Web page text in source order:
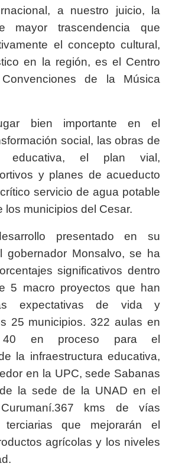
a nuestro juicio, la
mayor trascendencia que
el concepto cultural,
en la región, es el Centro
de la Música
bien importante en el
social, las obras de
educativa, el plan vial,
y planes de acueducto
servicio de agua potable
los municipios del Cesar.
presentado en su
gobernador Monsalvo, se ha
significativos dentro
5 macro proyectos que han
expectativas de vida y
25 municipios. 322 aulas en
en proceso para el
la infraestructura educativa,
en la UPC, sede Sabanas
la sede de la UNAD en el
kms de vías
que mejorarán el
agrícolas y los niveles